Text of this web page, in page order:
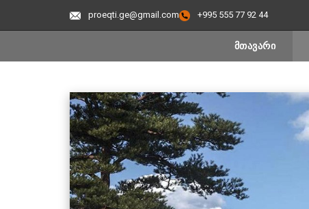
proeqti.ge@gmail.com +995 555 77 92 44
ᲛᲗᲐᲕᲐᲠᲘ